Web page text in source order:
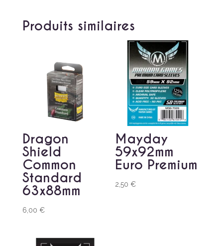
Produits similaires
Dragon
Shield
Common
Standard
63x88mm
6,00 €
Mayday
59x92mm
Euro Premium
2,50€